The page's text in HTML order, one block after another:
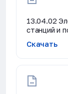
13.04.02
станций и
Скачать